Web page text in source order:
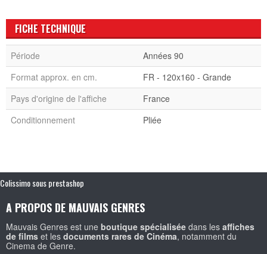
FICHE TECHNIQUE
Période
Années 90
Format approx. en cm.
FR - 120x160 - Grande
Pays d'origine de l'affiche
France
Conditionnement
Pliée
Colissimo sous prestashop
A PROPOS DE MAUVAIS GENRES
Mauvais Genres est une boutique spécialisée dans les affiches
de films et les documents rares de Cinéma, notamment du
Cinema de Genre.